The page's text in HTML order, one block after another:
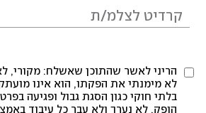
הריני לאשר שהתוכן שאשלח: מקורי,
לא מימנתי את הפקתו, הוא אינו
בלתי חוקי כגון הסגת גבול ופגיעה
הופק, לא נערך ולא עבר כל עיבוד